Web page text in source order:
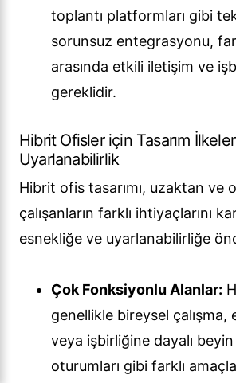
toplantı platformları gibi
sorunsuz entegrasyonu,
arasında etkili iletişim ve
gereklidir.
Hibrit Ofisler için Tasarım
Uyarlanabilirlik
Hibrit ofis tasarımı, uzaktan ve
çalışanların farklı ihtiyaçlarını
esnekliğe ve uyarlanabilirliğe
Çok Fonksiyonlu Alanlar:
genellikle bireysel çalışma,
veya işbirliğine dayalı beyin
oturumları gibi farklı